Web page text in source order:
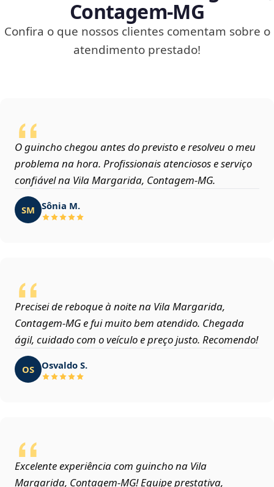
Contagem‑MG
Confira o que nossos clientes comentam sobre o
atendimento prestado!
O guincho chegou antes do previsto e resolveu o meu
problema na hora. Profissionais atenciosos e serviço
confiável na Vila Margarida, Contagem‑MG.
SM Sônia M.
Precisei de reboque à noite na Vila Margarida,
Contagem‑MG e fui muito bem atendido. Chegada
ágil, cuidado com o veículo e preço justo. Recomendo!
OS Osvaldo S.
Excelente experiência com guincho na Vila
Margarida, Contagem‑MG! Equipe prestativa,